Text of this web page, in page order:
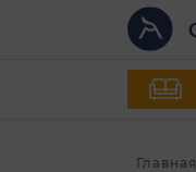
Главная